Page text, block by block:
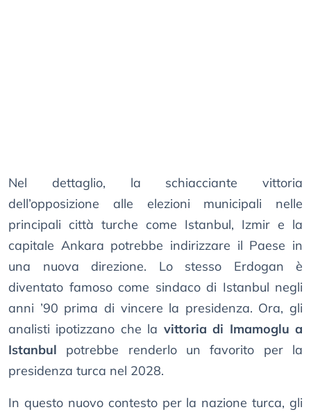
Nel dettaglio, la schiacciante vittoria
dell’opposizione alle elezioni municipali nelle
principali città turche come Istanbul, Izmir e la
capitale Ankara potrebbe indirizzare il Paese in
una nuova direzione. Lo stesso Erdogan è
diventato famoso come sindaco di Istanbul negli
anni ’90 prima di vincere la presidenza. Ora, gli
analisti ipotizzano che la vittoria di Imamoglu a
Istanbul potrebbe renderlo un favorito per la
presidenza turca nel 2028.
In questo nuovo contesto per la nazione turca, gli